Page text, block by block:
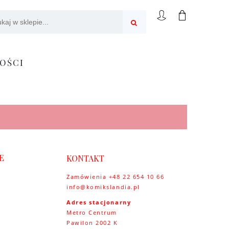
KONTAKT
Zamówienia +48 22 654 10 66
info@komikslandia.pl
Adres stacjonarny
Metro Centrum
Pawilon 2002 K